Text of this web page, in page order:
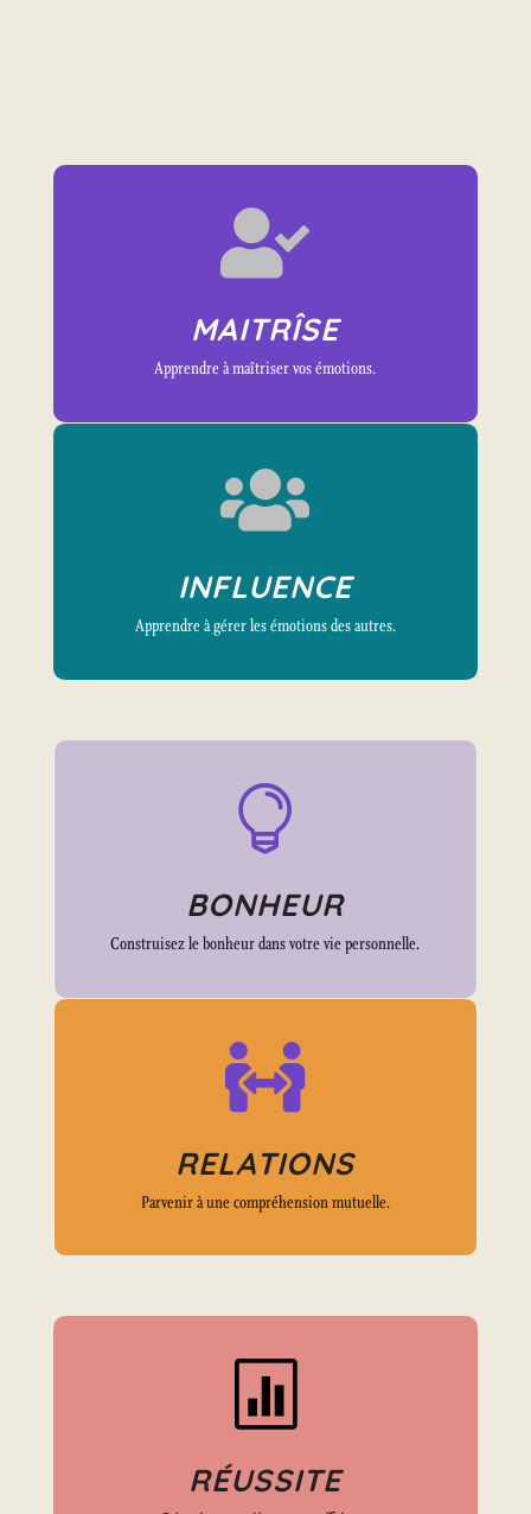

MAITRÎSE
Apprendre à maîtriser vos émotions.

INFLUENCE
Apprendre à gérer les émotions des autres.

BONHEUR
Construisez le bonheur dans votre vie personnelle.

RELATIONS
Parvenir à une compréhension mutuelle.

RÉUSSITE